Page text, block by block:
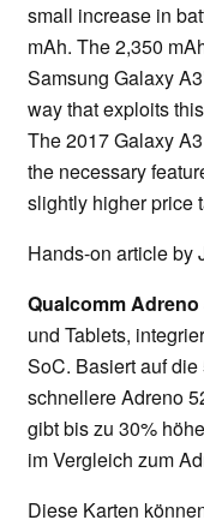
small increase in
mAh. The 2,350
Samsung Galaxy
way that exploits
The 2017 Galaxy
the necessary
slightly higher price
Hands-on article by
Qualcomm Adreno
und Tablets,
SoC. Basiert auf
schnellere Adreno
gibt bis zu 30%
im Vergleich zum
Diese Karten